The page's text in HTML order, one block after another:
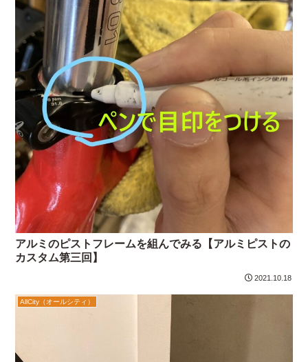
アルミのピストフレームを組んでみる【アルミピストの
カスタム第三回】
2021.10.18
AllCity（オールシティ）